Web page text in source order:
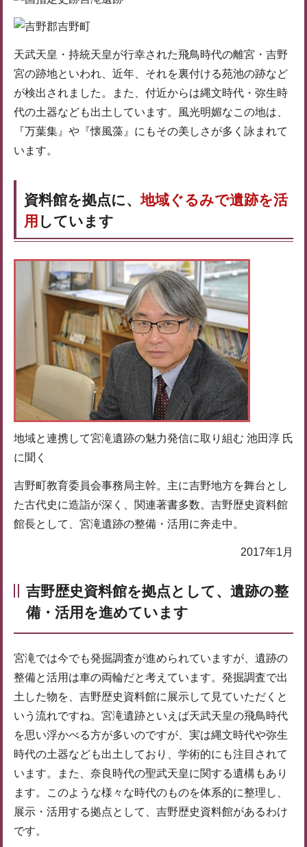
天武天皇・持統天皇が行幸された飛鳥時代の離宮・吉野
宮の跡地といわれ、近年、それを裏付ける苑池の跡など
が検出されました。また、付近からは縄文時代・弥生時
代の土器なども出土しています。風光明媚なこの地は、
『万葉集』や『懐風藻』にもその美しさが多く詠まれて
います。
資料館を拠点に、地域ぐるみで遺跡を活
用 しています
地域と連携して宮滝遺跡の魅力発信に取り組む 池田淳 氏
に聞く
吉野町教育委員会事務局主幹。主に吉野地方を舞台とし
た古代史に造詣が深く、関連著書多数。吉野歴史資料館
館長として、宮滝遺跡の整備・活用に奔走中。
2017年1月
吉野歴史資料館を拠点として、遺跡の整
備・活用を進めています
宮滝では今でも発掘調査が進められていますが、遺跡の
整備と活用は車の両輪だと考えています。発掘調査で出
土した物を、吉野歴史資料館に展示して見ていただくと
いう流れですね。宮滝遺跡といえば天武天皇の飛鳥時代
を思い浮かべる方が多いのですが、実は縄文時代や弥生
時代の土器なども出土しており、学術的にも注目されて
います。また、奈良時代の聖武天皇に関する遺構もあり
ます。このような様々な時代のものを体系的に整理し、
展示・活用する拠点として、吉野歴史資料館があるわけ
です。